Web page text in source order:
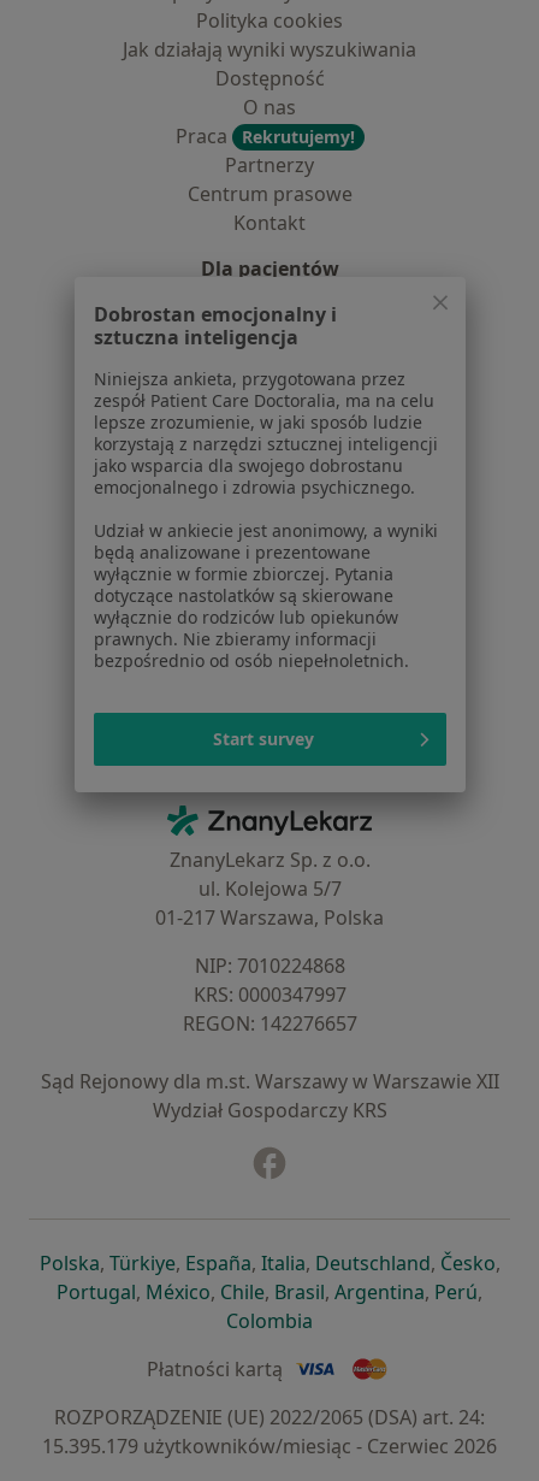
Polityka cookies
Jak działają wyniki wyszukiwania
Dostępność
O nas
Praca
Rekrutujemy!
Partnerzy
Centrum prasowe
Kontakt
Dla pacjentów
Lekarze
Placówki medyczne
Pytania i odpowiedzi
Usługi i zabiegi
Choroby
Pomoc
Aplikacje mobilne
Dla profesjonalistów
Cennik
Dla lekarzy
Dla placówek medycznych
Centrum Pomocy dla Specjalisty
Kontakt ZnanyLekarz - Strona główna
ZnanyLekarz Sp. z o.o.
ul. Kolejowa 5/7
01-217 Warszawa, Polska
NIP: ⁠7010224868
KRS: ⁠0000347997
REGON: ⁠142276657
Sąd Rejonowy dla m.st. Warszawy w Warszawie XII
Wydział Gospodarczy KRS
Polskaotwiera się w nowej karcie
, Türkiyeotwiera się w nowej karcie
, Españaotwiera się w nowej karcie
, Italiaotwiera się w nowej
, Deutschlandotwiera się
, Česko,
Portugalotwiera się w nowej karcie
, Méxicootwiera się w nowej karcie
, Chileotwiera się w nowej karcie
, Brasilotwiera się w nowej
, Argentinaotwiera się
, Perú,
Colombia
Płatności kartą
ROZPORZĄDZENIE (UE) 2022/2065 (DSA) art. 24:
15.395.179 użytkowników/miesiąc - Czerwiec 2026
Dobrostan emocjonalny i
sztuczna inteligencja
Niniejsza ankieta, przygotowana przez
zespół Patient Care Doctoralia, ma na celu
lepsze zrozumienie, w jaki sposób ludzie
korzystają z narzędzi sztucznej inteligencji
jako wsparcia dla swojego dobrostanu
emocjonalnego i zdrowia psychicznego.
Udział w ankiecie jest anonimowy, a wyniki
będą analizowane i prezentowane
wyłącznie w formie zbiorczej. Pytania
dotyczące nastolatków są skierowane
wyłącznie do rodziców lub opiekunów
prawnych. Nie zbieramy informacji
bezpośrednio od osób niepełnoletnich.
Start survey